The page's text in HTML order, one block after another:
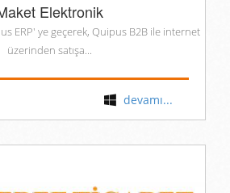
Elektronik
ERP' ye geçerek, Quipus B2B ile internet
üzerinden satışa...
devamı...